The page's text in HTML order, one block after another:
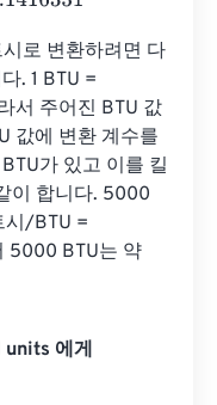
로 변환하려면 다
. 1 BTU =
서 주어진 BTU 값
값에 변환 계수를
가 있고 이를 킬
이 합니다. 5000
시/BTU =
5000 BTU는 약
에게